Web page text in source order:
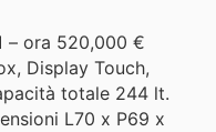
– ora 520,000 €
Display Touch,
totale 244 lt.
L70 x P69 x